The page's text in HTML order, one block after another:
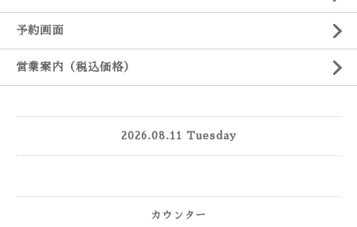
予約画面
営業案内（税込価格）
2026.08.11 Tuesday
カウンター